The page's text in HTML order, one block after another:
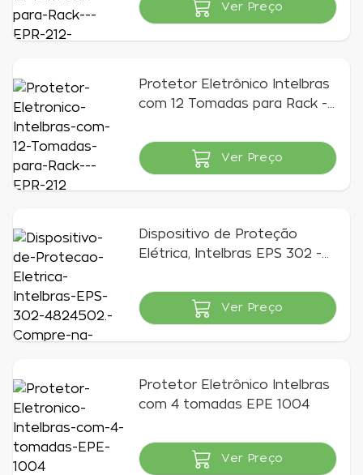
Indisponível
Ver Preço
Protetor Eletrônico Intelbras
com 12 Tomadas para Rack -
Indisponível
Ver Preço
Dispositivo de Proteção
Elétrica, Intelbras EPS 302 -
Indisponível
Ver Preço
Protetor Eletrônico Intelbras
com 4 tomadas EPE 1004
Indisponível
Ver Preço